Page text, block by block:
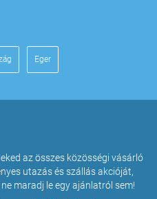
Eger
az összes közösségi vásárló
utazás és szállás akcióját,
maradj le egy ajánlatról sem!